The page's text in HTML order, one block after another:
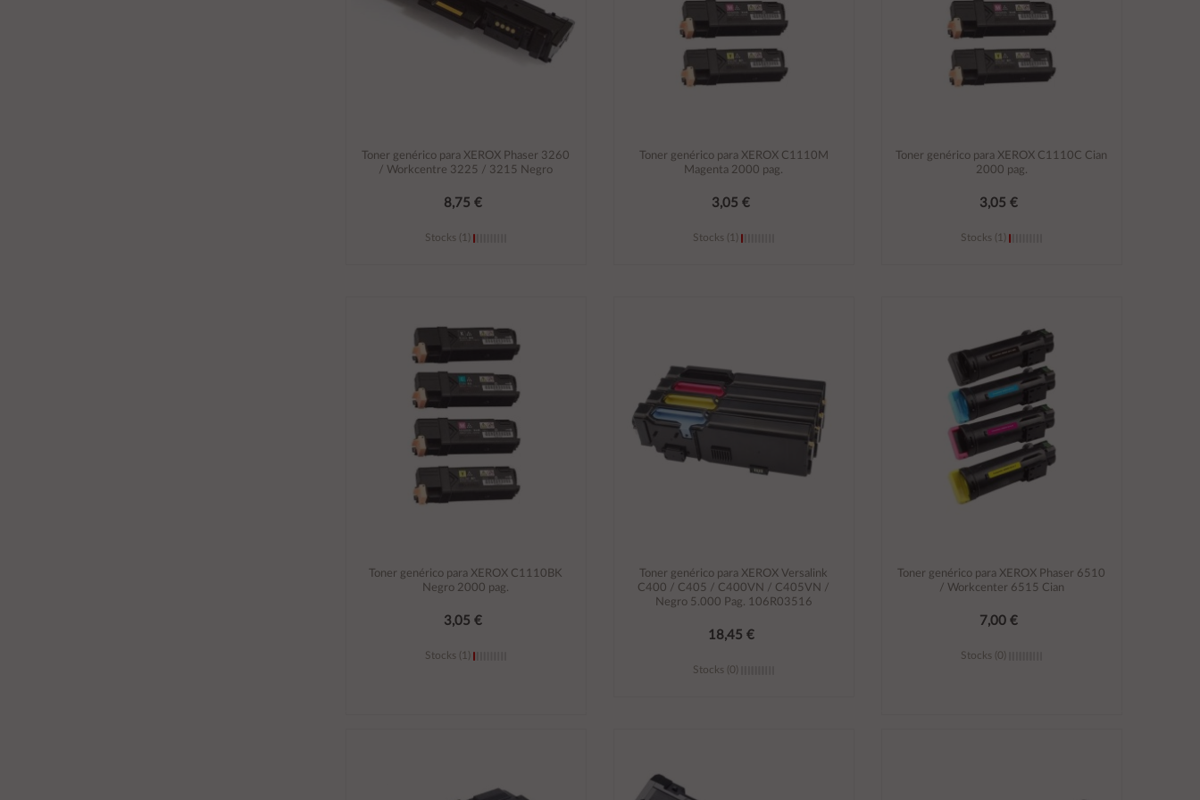
Toner genérico para XEROX Phaser 3260
/ Workcentre 3225 / 3215 Negro
8,75 €
Stocks (1)
Toner genérico para XEROX C1110M
Magenta 2000 pag.
3,05 €
Stocks (1)
Toner genérico para XEROX C1110C Cian
2000 pag.
3,05 €
Stocks (1)
Toner genérico para XEROX C1110BK
Negro 2000 pag.
3,05 €
Stocks (1)
Toner genérico para XEROX Versalink
C400 / C405 / C400VN / C405VN /
Negro 5.000 Pag. 106R03516
18,45 €
Stocks (0)
Toner genérico para XEROX Phaser 6510
/ Workcenter 6515 Cian
7,00 €
Stocks (0)